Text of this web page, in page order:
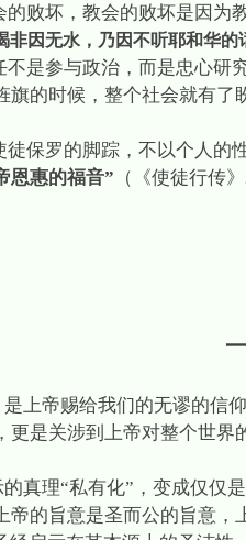
的败坏，教会的败坏是因
非因无水，乃因不听耶和华的
不是参与政治，而是忠心
旗的时候，整个社会就有了
保罗的脚踪，不以个人的
恩惠的福音” （《使徒行传》
上帝赐给我们的无谬的信
更是关涉到上帝对整个世
真理“私有化”，变成仅仅
帝的旨意是圣而公的旨意